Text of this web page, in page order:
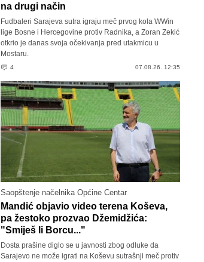
na drugi način
Fudbaleri Sarajeva sutra igraju meč prvog kola WWin
lige Bosne i Hercegovine protiv Radnika, a Zoran Zekić
otkrio je danas svoja očekivanja pred utakmicu u
Mostaru.
4 07.08.26. 12:35
Saopštenje načelnika Općine Centar
Mandić objavio video terena Koševa,
pa žestoko prozvao Džemidžića:
"Smiješ li Borcu..."
Dosta prašine diglo se u javnosti zbog odluke da
Sarajevo ne može igrati na Koševu sutrašnji meč protiv